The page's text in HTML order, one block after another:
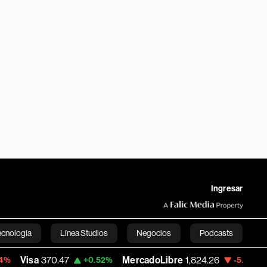
Ingresar
Línea Studios Negocios Podcasts
English
370.47 +0.52% MercadoLibre 1,824.26 -5.23%